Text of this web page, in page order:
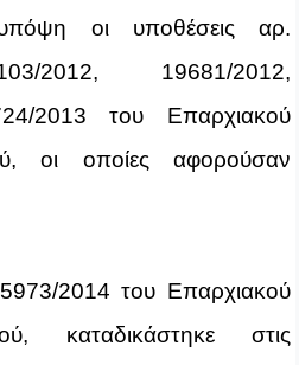
οι υποθέσεις αρ.
2012, 19681/2012,
2013 του Επαρχιακού
οι οποίες αφορούσαν
2014 του Επαρχιακού
καταδικάστηκε στις